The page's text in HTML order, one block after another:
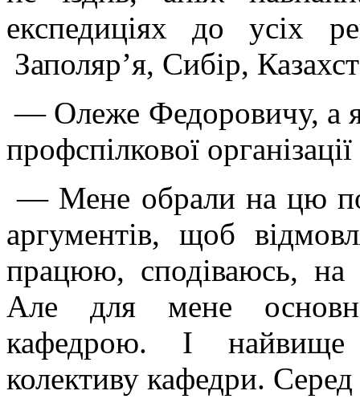
експедиціях до усіх
Заполяр’я, Сибір,
— Олеже Федоровичу, а
профспілкової
— Мене обрали на цю
аргументів, щоб
працюю, сподіваюсь, на
Але для мене
кафедрою. І найвище
колективу кафедри.